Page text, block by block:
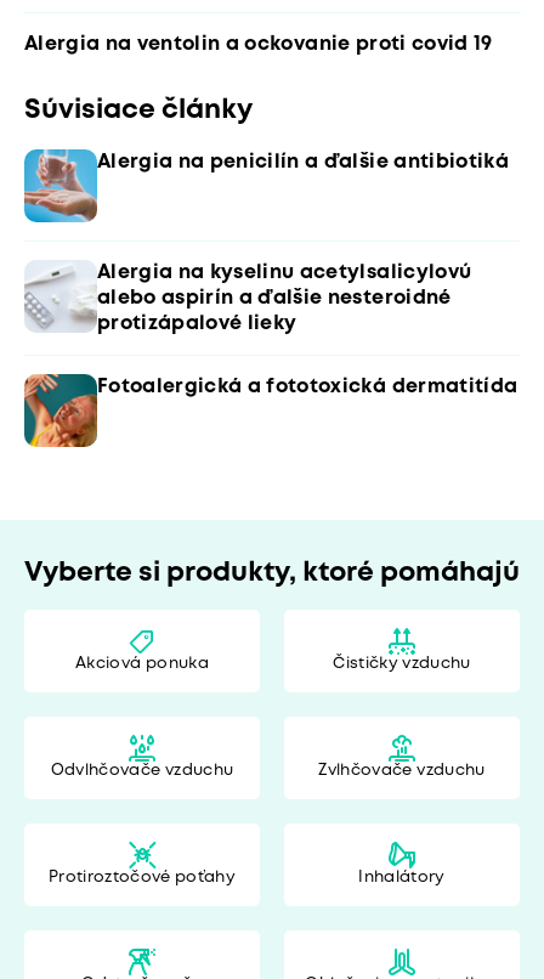
Alergia na ventolin a ockovanie proti covid 19
Súvisiace články
Alergia na penicilín a ďalšie antibiotiká
Alergia na kyselinu acetylsalicylovú
alebo aspirín a ďalšie nesteroidné
protizápalové lieky
Fotoalergická a fototoxická dermatitída
Vyberte si produkty, ktoré pomáhajú
Akciová ponuka Čističky vzduchu
Odvlhčovače vzduchu Zvlhčovače vzduchu
Protiroztočové poťahy Inhalátory